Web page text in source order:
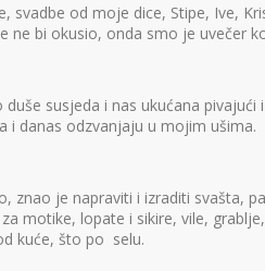
svadbe od moje dice, Stipe, Ive,
ne bi okusio, onda smo je uvečer
susjeda i nas ukućana
i danas odzvanjaju u mojim ušima.
znao je napraviti i izraditi svašta,
motike, lopate i sikire, vile,
kuće, što po selu.